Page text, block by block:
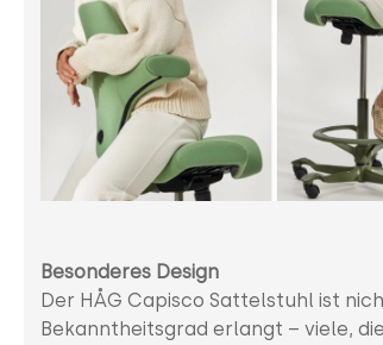
Besonderes Design
Der HÅG Capisco Sattelstuhl ist
Bekanntheitsgrad erlangt – viele,